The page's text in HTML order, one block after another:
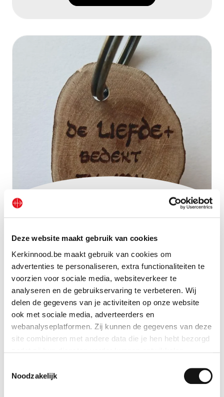
Deze website maakt gebruik van cookies
Kerkinnood.be maakt gebruik van cookies om
advertenties te personaliseren, extra functionaliteiten te
voorzien voor sociale media, websiteverkeer te
analyseren en de gebruikservaring te verbeteren. Wij
delen de gegevens van je activiteiten op onze website
ook met sociale media, adverteerders en
webanalyseplatformen. Zij kunnen de gegevens van deze
site combineren met andere data die je hen hebt bezorgd
Indien je dat toestaat, kunnen wij of onze partners onder
Noodzakelijk
Houten hanger bijbelvers N.T.